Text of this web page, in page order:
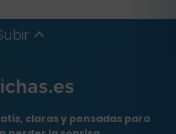
claras y pensadas para